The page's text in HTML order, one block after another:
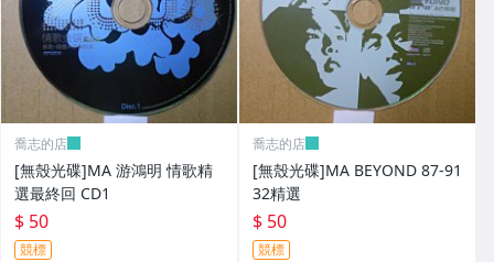
喬志的店
[無殼光碟]MA 游鴻明 情歌精
選最終回 CD1
$ 50
競標
喬志的店
[無殼光碟]MA BEYOND 87-91
32精選
$ 50
競標